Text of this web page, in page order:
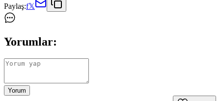
Paylaş:f𝕏
Yorumlar:
Yorum